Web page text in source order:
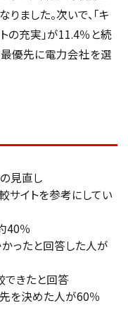
ました。次いで、「キ
の充実」が11.4％と続
最優先に電力会社を選
見直し
イトを参考にしてい
40％
ったと回答した人が
きたと回答
先を決めた人が60％